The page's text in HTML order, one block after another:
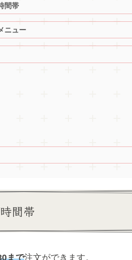
間帯
ニュー
間帯
まで注文ができます。